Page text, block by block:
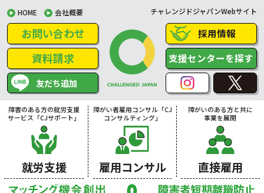
HOME 会社概要 チャレンジドジャパンWebサイト
お問い合わせ
資料請求
友だち追加
採用情報
支援センターを探す
障害のある方の就労支援
サービス「CJサポート」
就労支援
障がい者雇用コンサル「CJ
コンサルティング」
雇用コンサル
障がいのある方と共に
事業を展開
直接雇用